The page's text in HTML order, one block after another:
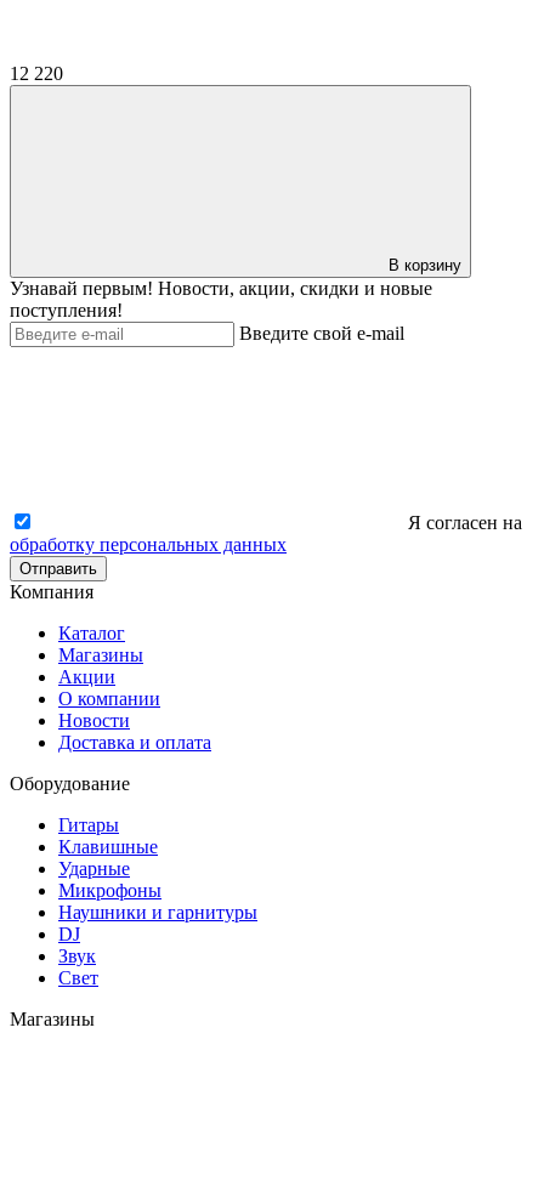
12 220
В корзину
Узнавай первым! Новости, акции, скидки и новые
поступления!
Введите свой e-mail
Я согласен на
обработку персональных данных
Отправить
Компания
Каталог
Магазины
Акции
О компании
Новости
Доставка и оплата
Оборудование
Гитары
Клавишные
Ударные
Микрофоны
Наушники и гарнитуры
DJ
Звук
Свет
Магазины